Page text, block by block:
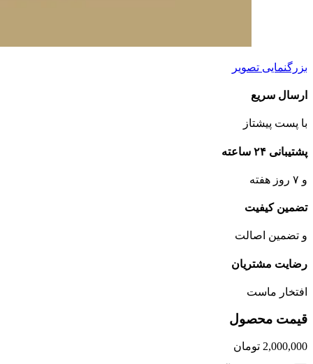
بزرگنمایی تصویر
ارسال سریع
با پست پیشتاز
پشتیبانی ۲۴ ساعته
و ۷ روز هفته
تضمین کیفیت
و تضمین اصالت
رضایت مشتریان
افتخار ماست
قیمت محصول
2,000,000 تومان